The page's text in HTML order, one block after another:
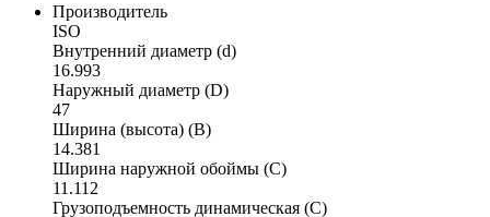
Производитель
ISO
Внутренний диаметр (d)
16.993
Наружный диаметр (D)
47
Ширина (высота) (B)
14.381
Ширина наружной обоймы (C)
11.112
Грузоподъемность динамическая (C)